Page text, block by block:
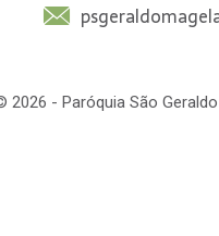
2026 - Paróquia São